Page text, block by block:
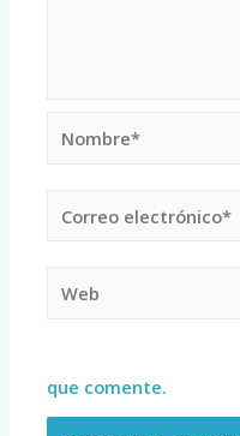
que comente.